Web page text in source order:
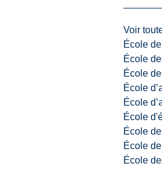
Voir
École
École
École
École
École
École
École
École
École